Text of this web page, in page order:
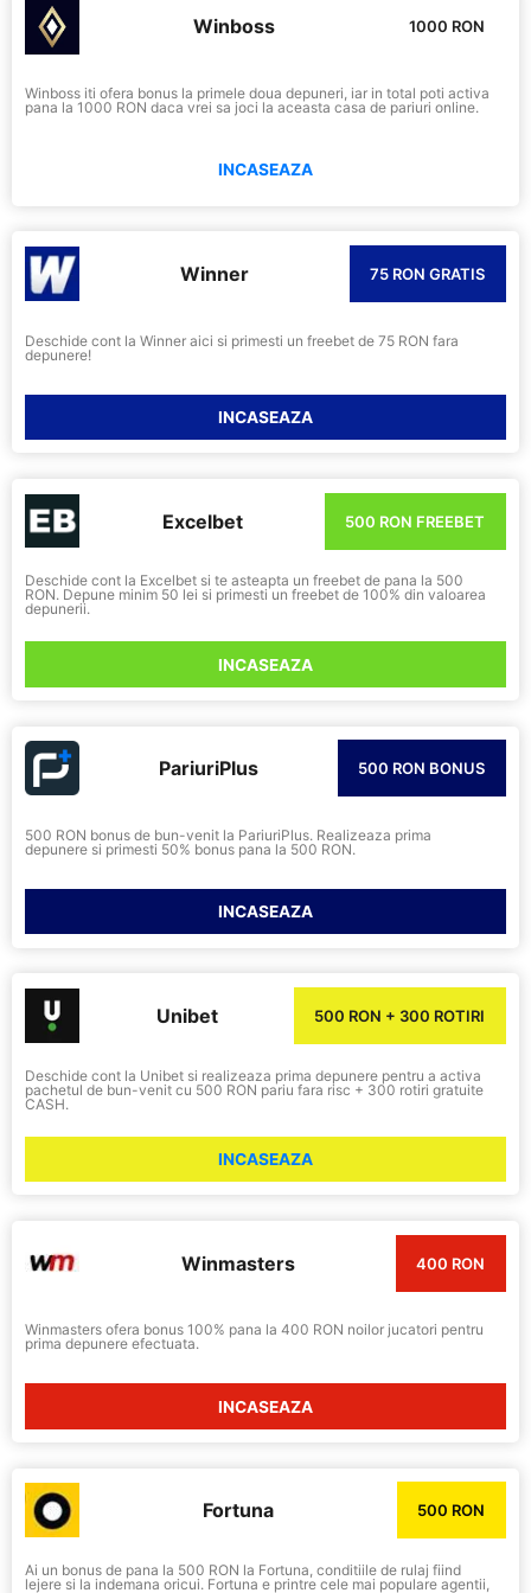
Winboss 1000 RON
Winboss iti ofera bonus la primele doua depuneri, iar in total poti activa
pana la 1000 RON daca vrei sa joci la aceasta casa de pariuri online.
INCASEAZA
Winner 75 RON GRATIS
Deschide cont la Winner aici si primesti un freebet de 75 RON fara
depunere!
INCASEAZA
Excelbet 500 RON FREEBET
Deschide cont la Excelbet si te asteapta un freebet de pana la 500
RON. Depune minim 50 lei si primesti un freebet de 100% din valoarea
depunerii.
INCASEAZA
PariuriPlus 500 RON BONUS
500 RON bonus de bun-venit la PariuriPlus. Realizeaza prima
depunere si primesti 50% bonus pana la 500 RON.
INCASEAZA
Unibet 500 RON + 300 ROTIRI
Deschide cont la Unibet si realizeaza prima depunere pentru a activa
pachetul de bun-venit cu 500 RON pariu fara risc + 300 rotiri gratuite
CASH.
INCASEAZA
Winmasters 400 RON
Winmasters ofera bonus 100% pana la 400 RON noilor jucatori pentru
prima depunere efectuata.
INCASEAZA
Fortuna 500 RON
Ai un bonus de pana la 500 RON la Fortuna, conditiile de rulaj fiind
lejere si la indemana oricui. Fortuna e printre cele mai populare agentii,